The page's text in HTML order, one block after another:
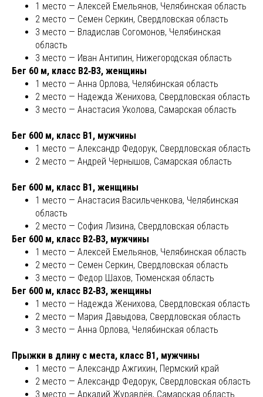
1 место — Алексей Емельянов, Челябинская область
2 место — Семен Серкин, Свердловская область
3 место — Владислав Согомонов, Челябинская
область
3 место — Иван Антипин, Нижегородская область
Бег 60 м, класс В2‑В3, женщины
1 место — Анна Орлова, Челябинская область
2 место — Надежда Женихова, Свердловская область
3 место — Анастасия Уколова, Самарская область
Бег 600 м, класс В1, мужчины
1 место — Александр Федорук, Свердловская область
2 место — Андрей Чернышов, Самарская область
Бег 600 м, класс В1, женщины
1 место — Анастасия Васильченкова, Челябинская
область
2 место — София Лизина, Свердловская область
Бег 600 м, класс В2‑В3, мужчины
1 место — Алексей Емельянов, Челябинская область
2 место — Семен Серкин, Свердловская область
3 место — Федор Шахов, Тюменская область
Бег 600 м, класс В2‑В3, женщины
1 место — Надежда Женихова, Свердловская область
2 место — Мария Давыдова, Свердловская область
3 место — Анна Орлова, Челябинская область
Прыжки в длину с места, класс В1, мужчины
1 место — Александр Ажгихин, Пермский край
2 место — Александр Федорук, Свердловская область
3 место — Аркадий Журавлёв, Самарская область